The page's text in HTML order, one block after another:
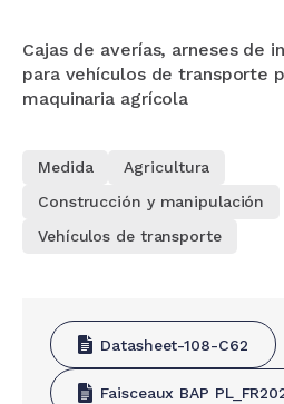
Cajas de averías, arneses de
para vehículos de transporte
maquinaria agrícola
Medida
Agricultura
Construcción y manipulación
Vehículos de transporte
Datasheet-108-C62
Faisceaux BAP